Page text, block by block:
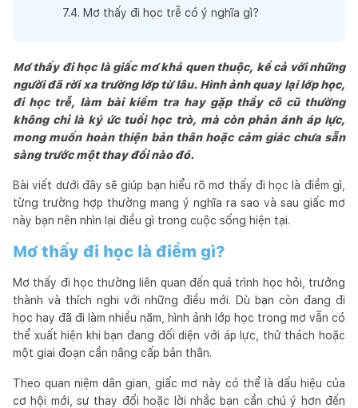
7.4. Mơ thấy đi học trễ có ý nghĩa gì?
Mơ thấy đi học là giấc mơ khá quen thuộc, kể cả với những
người đã rời xa trường lớp từ lâu. Hình ảnh quay lại lớp học,
đi học trễ, làm bài kiểm tra hay gặp thầy cô cũ thường
không chỉ là ký ức tuổi học trò, mà còn phản ánh áp lực,
mong muốn hoàn thiện bản thân hoặc cảm giác chưa sẵn
sàng trước một thay đổi nào đó.
Bài viết dưới đây sẽ giúp bạn hiểu rõ mơ thấy đi học là điềm gì,
từng trường hợp thường mang ý nghĩa ra sao và sau giấc mơ
này bạn nên nhìn lại điều gì trong cuộc sống hiện tại.
Mơ thấy đi học là điềm gì?
Mơ thấy đi học thường liên quan đến quá trình học hỏi, trưởng
thành và thích nghi với những điều mới. Dù bạn còn đang đi
học hay đã đi làm nhiều năm, hình ảnh lớp học trong mơ vẫn có
thể xuất hiện khi bạn đang đối diện với áp lực, thử thách hoặc
một giai đoạn cần nâng cấp bản thân.
Theo quan niệm dân gian, giấc mơ này có thể là dấu hiệu của
cơ hội mới, sự thay đổi hoặc lời nhắc bạn cần chú ý hơn đến